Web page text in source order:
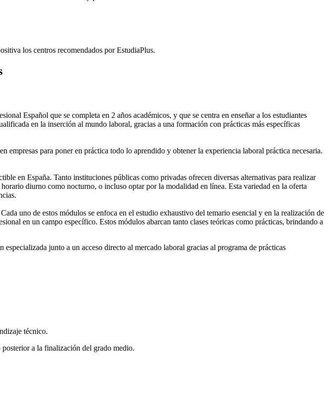
los centros recomendados por EstudiaPlus.
Español que se completa en 2 años académicos, y que se centra en enseñar a los estudiantes
en la inserción al mundo laboral, gracias a una formación con prácticas más específicas
empresas para poner en práctica todo lo aprendido y obtener la experiencia laboral práctica necesaria.
en España. Tanto instituciones públicas como privadas ofrecen diversas alternativas para realizar
diurno como nocturno, o incluso optar por la modalidad en línea. Esta variedad en la oferta
uno de estos módulos se enfoca en el estudio exhaustivo del temario esencial y en la realización de
en un campo específico. Estos módulos abarcan tanto clases teóricas como prácticas, brindando a
junto a un acceso directo al mercado laboral gracias al programa de prácticas
técnico.
a la finalización del grado medio.